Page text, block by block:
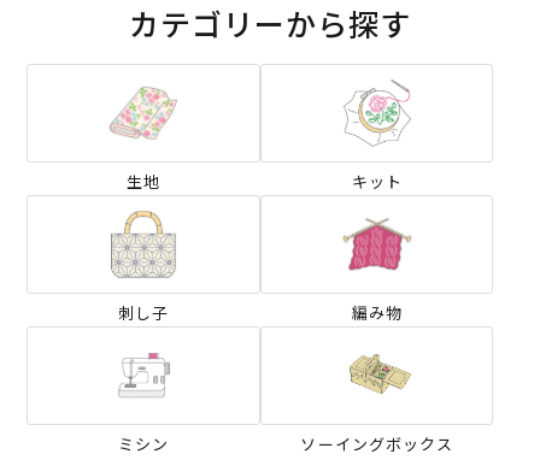
カテゴリーから探す
生地 キット
刺し子 編み物
ミシン ソーイングボックス